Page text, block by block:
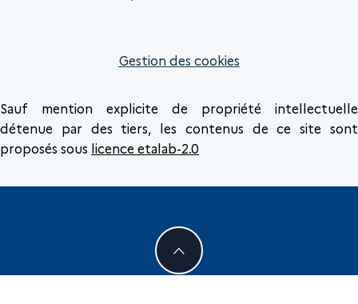
Gestion des cookies
Sauf mention explicite de propriété intellectuelle
détenue par des tiers, les contenus de ce site sont
proposés sous licence etalab-2.0